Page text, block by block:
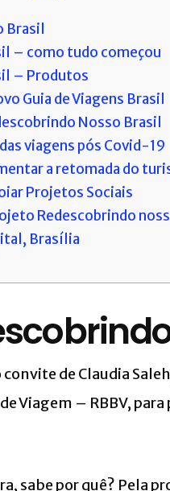
– como tudo começou
– Produtos
Guia de Viagens Brasil
Nosso Brasil
viagens pós Covid-19
a retomada do
Projetos Sociais
Redescobrindo
Brasília
de Claudia
Viagem – RBBV,
sabe por quê? Pela